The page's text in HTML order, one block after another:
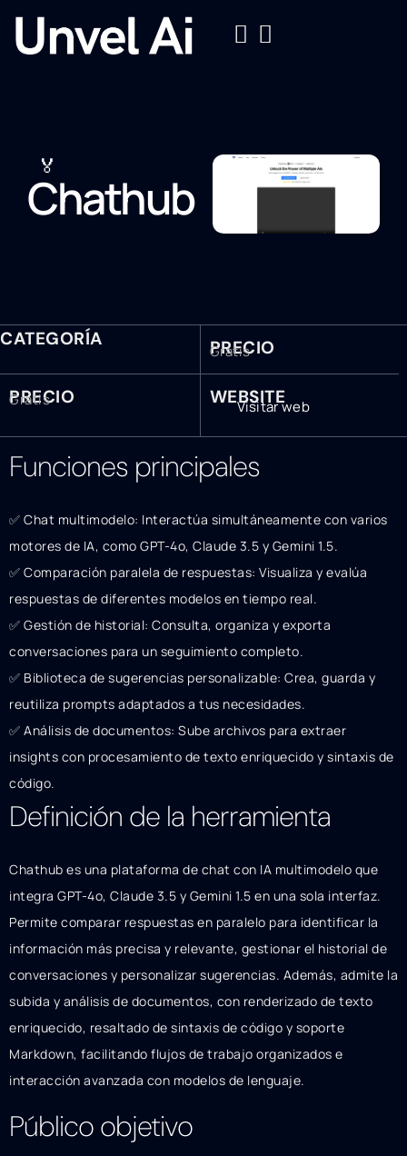
🏅
Chathub
CATEGORÍA PRECIO
Gratis
PRECIO
Gratis WEBSITE
Visitar web
Funciones principales
✅ Chat multimodelo: Interactúa simultáneamente con varios
motores de IA, como GPT-4o, Claude 3.5 y Gemini 1.5.
✅ Comparación paralela de respuestas: Visualiza y evalúa
respuestas de diferentes modelos en tiempo real.
✅ Gestión de historial: Consulta, organiza y exporta
conversaciones para un seguimiento completo.
✅ Biblioteca de sugerencias personalizable: Crea, guarda y
reutiliza prompts adaptados a tus necesidades.
✅ Análisis de documentos: Sube archivos para extraer
insights con procesamiento de texto enriquecido y sintaxis de
código.
Definición de la herramienta
Chathub es una plataforma de chat con IA multimodelo que
integra GPT-4o, Claude 3.5 y Gemini 1.5 en una sola interfaz.
Permite comparar respuestas en paralelo para identificar la
información más precisa y relevante, gestionar el historial de
conversaciones y personalizar sugerencias. Además, admite la
subida y análisis de documentos, con renderizado de texto
enriquecido, resaltado de sintaxis de código y soporte
Markdown, facilitando flujos de trabajo organizados e
interacción avanzada con modelos de lenguaje.
Público objetivo